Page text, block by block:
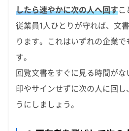
したら速やかに次の人へ回すこ
従業員1人ひとりが守れば、文
ります。これはいずれの企業
す。
回覧文書をすぐに見る時間が
印やサインせずに次の人に回
うにしましょう。